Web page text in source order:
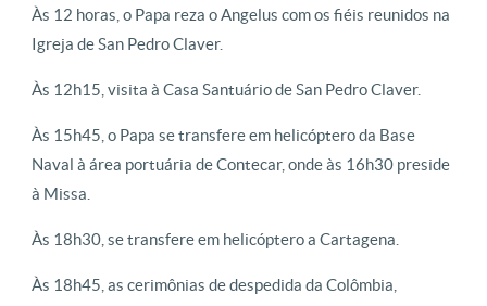
Às 12 horas, o Papa reza o Angelus com os fiéis reunidos na
Igreja de San Pedro Claver.
Às 12h15, visita à Casa Santuário de San Pedro Claver.
Às 15h45, o Papa se transfere em helicóptero da Base
Naval à área portuária de Contecar, onde às 16h30 preside
à Missa.
Às 18h30, se transfere em helicóptero a Cartagena.
Às 18h45, as cerimônias de despedida da Colômbia,